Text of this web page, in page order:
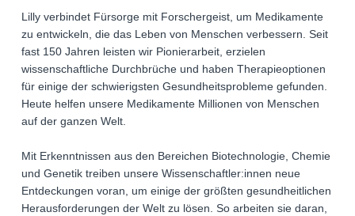
Lilly verbindet Fürsorge mit Forschergeist, um Medikamente
zu entwickeln, die das Leben von Menschen verbessern. Seit
fast 150 Jahren leisten wir Pionierarbeit, erzielen
wissenschaftliche Durchbrüche und haben Therapieoptionen
für einige der schwierigsten Gesundheitsprobleme gefunden.
Heute helfen unsere Medikamente Millionen von Menschen
auf der ganzen Welt.
Mit Erkenntnissen aus den Bereichen Biotechnologie, Chemie
und Genetik treiben unsere Wissenschaftler:innen neue
Entdeckungen voran, um einige der größten gesundheitlichen
Herausforderungen der Welt zu lösen. So arbeiten sie daran,